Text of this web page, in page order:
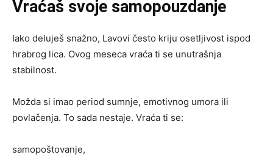
Vraćaš svoje samopouzdanje
Iako deluješ snažno, Lavovi često kriju osetljivost ispod
hrabrog lica. Ovog meseca vraća ti se unutrašnja
stabilnost.
Možda si imao period sumnje, emotivnog umora ili
povlačenja. To sada nestaje. Vraća ti se:
samopoštovanje,